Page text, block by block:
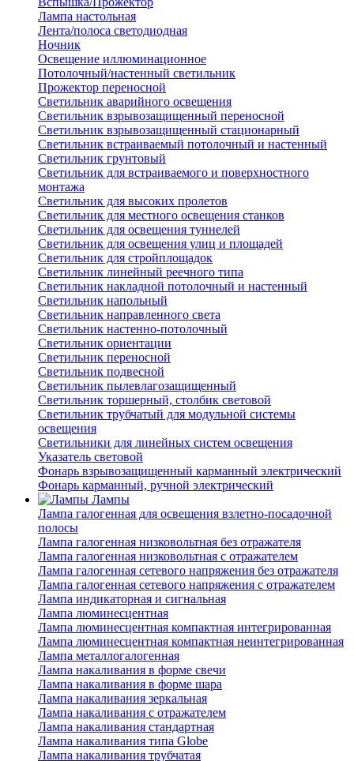
Лампа настольная
Лента/полоса светодиодная
Ночник
Освещение иллюминационное
Потолочный/настенный светильник
Прожектор переносной
Светильник аварийного освещения
Светильник взрывозащищенный переносной
Светильник взрывозащищенный стационарный
Светильник встраиваемый потолочный и настенный
Светильник грунтовый
Светильник для встраиваемого и поверхностного
монтажа
Светильник для высоких пролетов
Светильник для местного освещения станков
Светильник для освещения туннелей
Светильник для освещения улиц и площадей
Светильник для стройплощадок
Светильник линейный реечного типа
Светильник накладной потолочный и настенный
Светильник напольный
Светильник направленного света
Светильник настенно-потолочный
Светильник ориентации
Светильник переносной
Светильник подвесной
Светильник пылевлагозащищенный
Светильник торшерный, столбик световой
Светильник трубчатый для модульной системы
освещения
Светильники для линейных систем освещения
Указатель световой
Фонарь взрывозащищенный карманный электрический
Фонарь карманный, ручной электрический
Лампы
Лампа галогенная для освещения взлетно-посадочной
полосы
Лампа галогенная низковольтная без отражателя
Лампа галогенная низковольтная с отражателем
Лампа галогенная сетевого напряжения без отражателя
Лампа галогенная сетевого напряжения с отражателем
Лампа индикаторная и сигнальная
Лампа люминесцентная
Лампа люминесцентная компактная интегрированная
Лампа люминесцентная компактная неинтегрированная
Лампа металлогалогенная
Лампа накаливания в форме свечи
Лампа накаливания в форме шара
Лампа накаливания зеркальная
Лампа накаливания с отражателем
Лампа накаливания стандартная
Лампа накаливания типа Globe
Лампа накаливания трубчатая